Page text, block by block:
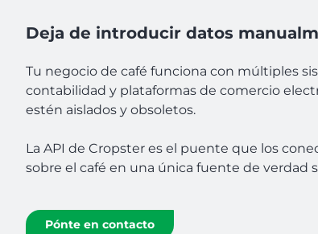
Deja de introducir datos
Tu negocio de café funciona con múltiples
contabilidad y plataformas de comercio
estén aislados y obsoletos.
La API de Cropster es el puente que los
sobre el café en una única fuente de verdad
Pónte en contacto